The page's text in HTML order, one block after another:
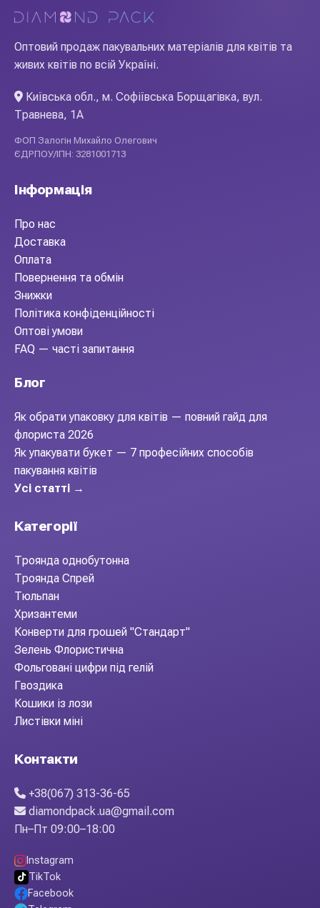
Оптовий продаж пакувальних матеріалів для квітів та
живих квітів по всій Україні.
Київська обл., м. Софіївська Борщагівка, вул.
Травнева, 1А
ФОП Залогін Михайло Олегович
ЄДРПОУ/ІПН: 3281001713
Інформація
Про нас
Доставка
Оплата
Повернення та обмін
Знижки
Політика конфіденційності
Оптові умови
FAQ — часті запитання
Блог
Як обрати упаковку для квітів — повний гайд для
флориста 2026
Як упакувати букет — 7 професійних способів
пакування квітів
Усі статті →
Категорії
Троянда однобутонна
Троянда Спрей
Тюльпан
Хризантеми
Конверти для грошей "Стандарт"
Зелень Флористична
Фольговані цифри під гелій
Гвоздика
Кошики із лози
Листівки міні
Контакти
+38(067) 313-36-65
diamondpack.ua@gmail.com
Пн–Пт 09:00–18:00
Instagram
TikTok
Facebook